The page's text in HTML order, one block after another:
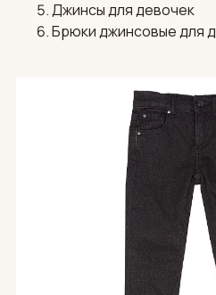
Джинсы для девочек
Брюки джинсовые для